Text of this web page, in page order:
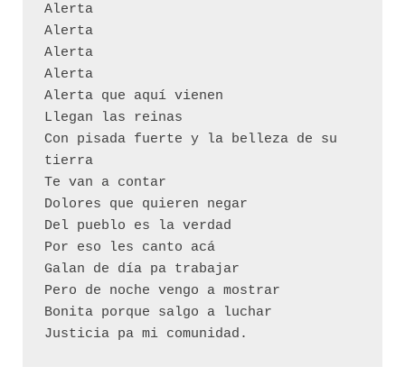
Alerta
Alerta
Alerta
Alerta
Alerta que aquí vienen
Llegan las reinas
Con pisada fuerte y la belleza de su
tierra
Te van a contar
Dolores que quieren negar
Del pueblo es la verdad
Por eso les canto acá
Galan de día pa trabajar
Pero de noche vengo a mostrar
Bonita porque salgo a luchar
Justicia pa mi comunidad.